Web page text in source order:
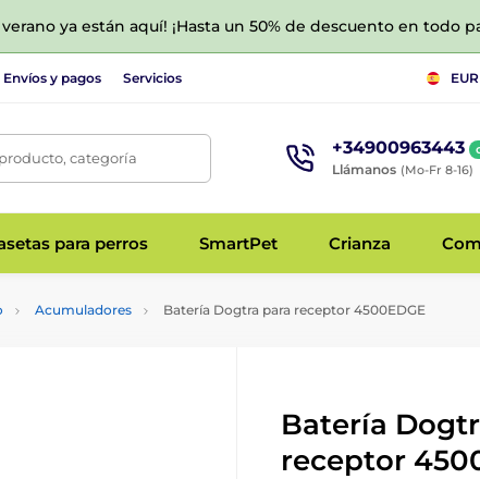
ya están aquí! ¡Hasta un 50% de descuento en todo
Envíos y pagos Servicios EUR
categoría +34900963443
Llámanos (Mo-Fr 8-16)
para perros SmartPet Crianza
Acumuladores Batería Dogtra para receptor 4500EDGE
Batería
receptor